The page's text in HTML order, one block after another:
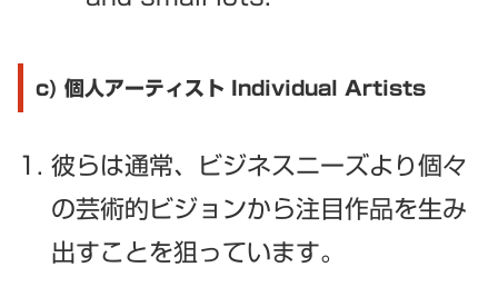
c) 個人アーティスト Individual Artists
彼らは通常、ビジネスニーズより個々
の芸術的ビジョンから注目作品を生み
出すことを狙っています。